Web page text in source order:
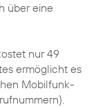
über eine
nur 49
ermöglicht es
Mobilfunk-